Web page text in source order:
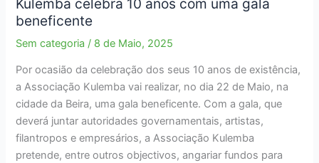
Kulemba celebra 10 anos com uma gala
beneficente
Sem categoria / 8 de Maio, 2025
Por ocasião da celebração dos seus 10 anos de existência,
a Associação Kulemba vai realizar, no dia 22 de Maio, na
cidade da Beira, uma gala beneficente. Com a gala, que
deverá juntar autoridades governamentais, artistas,
filantropos e empresários, a Associação Kulemba
pretende, entre outros objectivos, angariar fundos para